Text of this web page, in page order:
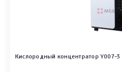
Кислородный концентратор Y007-3